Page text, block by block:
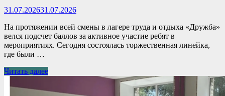
31.07.202631.07.2026
На протяжении всей смены в лагере труда и отдыха «Дружба»
велся подсчет баллов за активное участие ребят в
мероприятиях. Сегодня состоялась торжественная линейка,
где были …
Читать далее